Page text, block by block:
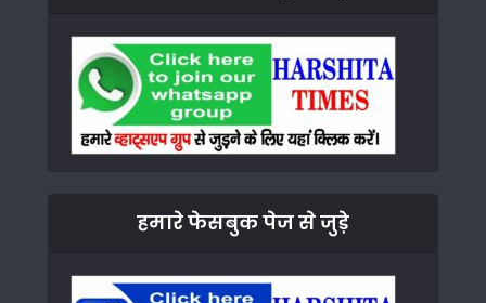
हमारे फेसबुक पेज से जुड़े